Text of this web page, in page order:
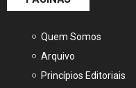
Quem Somos
Arquivo
Princípios Editoriais